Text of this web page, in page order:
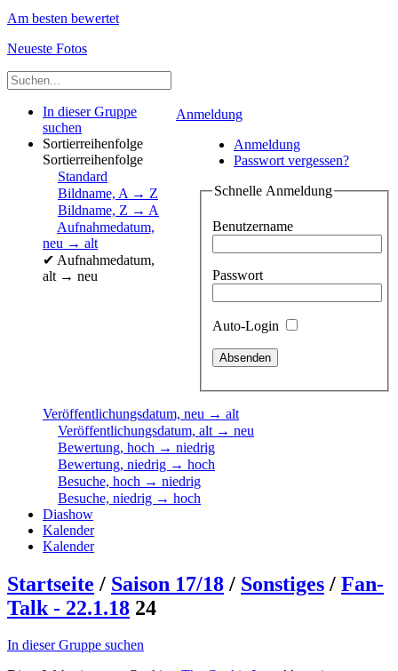
Am besten bewertet
Neueste Fotos
Anmeldung
Anmeldung
Passwort vergessen?
Schnelle Anmeldung
Benutzername
Passwort
Auto-Login
In dieser Gruppe
suchen
Sortierreihenfolge
Sortierreihenfolge
Standard
Bildname, A → Z
Bildname, Z → A
Aufnahmedatum,
neu → alt
✔ Aufnahmedatum,
alt → neu
Veröffentlichungsdatum, neu → alt
Veröffentlichungsdatum, alt → neu
Bewertung, hoch → niedrig
Bewertung, niedrig → hoch
Besuche, hoch → niedrig
Besuche, niedrig → hoch
Diashow
Kalender
Kalender
Startseite / Saison 17/18 / Sonstiges / Fan-
Talk - 22.1.18 24
In dieser Gruppe suchen